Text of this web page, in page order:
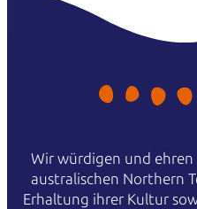
Wir würdigen und
australischen Northern
Erhaltung ihrer Kultur